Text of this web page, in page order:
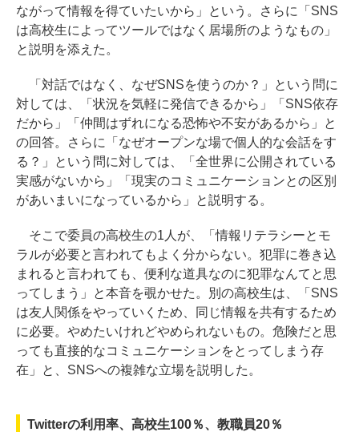
ながって情報を得ていたいから」という。さらに「SNS
は高校生によってツールではなく居場所のようなもの」
と説明を添えた。
「対話ではなく、なぜSNSを使うのか？」という問に
対しては、「状況を気軽に発信できるから」「SNS依存
だから」「仲間はずれになる恐怖や不安があるから」と
の回答。さらに「なぜオープンな場で個人的な会話をす
る？」という問に対しては、「全世界に公開されている
実感がないから」「現実のコミュニケーションとの区別
があいまいになっているから」と説明する。
そこで委員の高校生の1人が、「情報リテラシーとモ
ラルが必要と言われてもよく分からない。犯罪に巻き込
まれると言われても、便利な道具なのに犯罪なんてと思
ってしまう」と本音を覗かせた。別の高校生は、「SNS
は友人関係をやっていくため、同じ情報を共有するため
に必要。やめたいけれどやめられないもの。危険だと思
っても直接的なコミュニケーションをとってしまう存
在」と、SNSへの複雑な立場を説明した。
Twitterの利用率、高校生100％、教職員20％